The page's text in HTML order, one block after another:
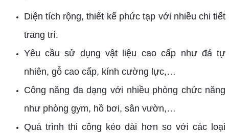
Diện tích rộng, thiết kế phức tạp với nhiều chi tiết
trang trí.
Yêu cầu sử dụng vật liệu cao cấp như đá tự
nhiên, gỗ cao cấp, kính cường lực,…
Công năng đa dạng với nhiều phòng chức năng
như phòng gym, hồ bơi, sân vườn,…
Quá trình thi công kéo dài hơn so với các loại